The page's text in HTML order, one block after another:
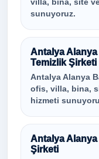
villa, bina, site
sunuyoruz.
Antalya Alanya
Temizlik Şirketi
Antalya Alanya
ofis, villa, bina,
hizmeti
Antalya Alanya
Şirketi